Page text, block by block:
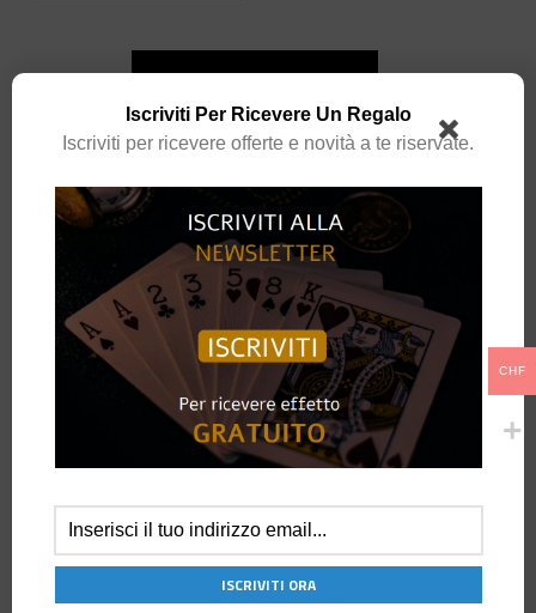
Spedizione gratuita per ordini superiori a69.00
CATEGORIA: LIBRI E DVD
DESCRIZIONE
Il più bel libro dedicato alla prestigiazione mai pubblicato in
Italia!
Grande formato, tutto a colori, 256 pagine su preziosa carta
patinata, bilingue (italiano/inglese) e… in edizione limitata:
CHF
Iscriviti Per Ricevere Un Regalo
Iscriviti per ricevere offerte e novità a te riservate.